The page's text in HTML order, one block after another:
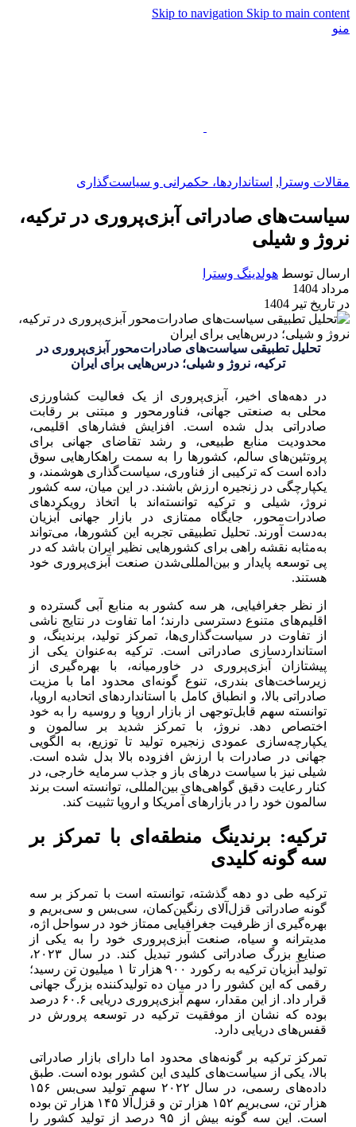
Skip to navigation Skip to main content
منو
مقالات وسترا , استانداردها، حکمرانی و سیاست‌گذاری
سیاست‌های صادراتی آبزی‌پروری در ترکیه،
نروژ و شیلی
ارسال توسط هولدینگ وسترا
مرداد 1404
در تاریخ تیر 1404
تحلیل تطبیقی سیاست‌های صادرات‌محور آبزی‌پروری در
ترکیه، نروژ و شیلی؛ درس‌هایی برای ایران
در دهه‌های اخیر، آبزی‌پروری از یک فعالیت کشاورزی
محلی به صنعتی جهانی، فناورمحور و مبتنی بر رقابت
صادراتی بدل شده است. افزایش فشارهای اقلیمی،
محدودیت منابع طبیعی، و رشد تقاضای جهانی برای
پروتئین‌های سالم، کشورها را به سمت راهکارهایی سوق
داده است که ترکیبی از فناوری، سیاست‌گذاری هوشمند، و
یکپارچگی در زنجیره ارزش باشند. در این میان، سه کشور
نروژ، شیلی و ترکیه توانسته‌اند با اتخاذ رویکردهای
صادرات‌محور، جایگاه ممتازی در بازار جهانی آبزیان
به‌دست آورند. تحلیل تطبیقی تجربه این کشورها، می‌تواند
به‌مثابه نقشه راهی برای کشورهایی نظیر ایران باشد که در
پی توسعه پایدار و بین‌المللی‌شدن صنعت آبزی‌پروری خود
هستند.
از نظر جغرافیایی، هر سه کشور به منابع آبی گسترده و
اقلیم‌های متنوع دسترسی دارند؛ اما تفاوت در نتایج ناشی
از تفاوت در سیاست‌گذاری‌ها، تمرکز تولید، برندینگ، و
استانداردسازی صادراتی است. ترکیه به‌عنوان یکی از
پیشتازان آبزی‌پروری در خاورمیانه، با بهره‌گیری از
زیرساخت‌های بندری، تنوع گونه‌ای محدود اما با مزیت
صادراتی بالا، و انطباق کامل با استانداردهای اتحادیه اروپا،
توانسته سهم قابل‌توجهی از بازار اروپا و روسیه را به خود
اختصاص دهد. نروژ، با تمرکز شدید بر سالمون و
یکپارچه‌سازی عمودی زنجیره تولید تا توزیع، به الگویی
جهانی در صادرات با ارزش افزوده بالا بدل شده است.
شیلی نیز با سیاست درهای باز و جذب سرمایه خارجی، در
کنار رعایت دقیق گواهی‌های بین‌المللی، توانسته است برند
سالمون خود را در بازارهای آمریکا و اروپا تثبیت کند.
ترکیه: برندینگ منطقه‌ای با تمرکز بر
سه گونه کلیدی
ترکیه طی دو دهه گذشته، توانسته است با تمرکز بر سه
گونه صادراتی قزل‌آلای رنگین‌کمان، سی‌بس و سی‌بریم و
بهره‌گیری از ظرفیت جغرافیایی ممتاز خود در سواحل اژه،
مدیترانه و سیاه، صنعت آبزی‌پروری خود را به یکی از
صنایع بزرگ صادراتی کشور تبدیل کند. در سال ۲۰۲۳،
تولید آبزیان ترکیه به رکورد ۹۰۰ هزار تا ۱ میلیون تن رسید؛
رقمی که این کشور را در میان ده تولیدکننده بزرگ جهانی
قرار داد. از این مقدار، سهم آبزی‌پروری دریایی ۶۰.۶ درصد
بوده که نشان از موفقیت ترکیه در توسعه پرورش در
قفس‌های دریایی دارد.
تمرکز ترکیه بر گونه‌های محدود اما دارای بازار صادراتی
بالا، یکی از سیاست‌های کلیدی این کشور بوده است. طبق
داده‌های رسمی، در سال ۲۰۲۲ سهم تولید سی‌بس ۱۵۶
هزار تن، سی‌بریم ۱۵۲ هزار تن و قزل‌آلا ۱۴۵ هزار تن بوده
است. این سه گونه بیش از ۹۵ درصد از تولید کشور را